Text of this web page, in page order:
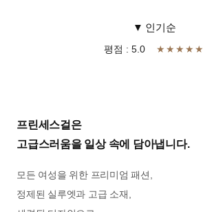
▼ 인기순
평점 : 5.0 ★★★★★
프린세스걸은
고급스러움을 일상 속에 담아냅니다.
모든 여성을 위한 프리미엄 패션,
정제된 실루엣과 고급 소재,